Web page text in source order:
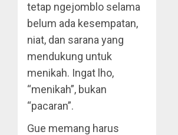
tetap ngejomblo selama
belum ada kesempatan,
niat, dan sarana yang
mendukung untuk
menikah. Ingat lho,
“menikah”, bukan
“pacaran”.
Gue memang harus